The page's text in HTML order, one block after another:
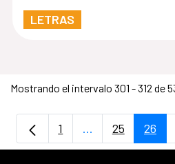
LETRAS
Mostrando el intervalo 301 - 312 de
Página
1 ...PáginasPágina
25 26